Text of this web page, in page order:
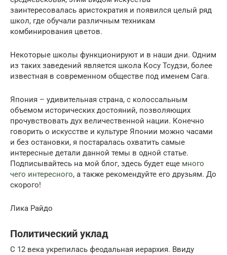
заинтересовалась аристократия и появился целый ряд
школ, где обучали различным техникам
комбинирования цветов.
Некоторые школы функционируют и в наши дни. Одним
из таких заведений является школа Косу Тсудзи, более
известная в современном обществе под именем Сага.
Япония – удивительная страна, с колоссальным
объемом исторических достояний, позволяющих
прочувствовать дух величественной нации. Конечно
говорить о искусстве и культуре Японии можно часами
и без остановки, я постаралась охватить самые
интересные детали данной темы в одной статье.
Подписывайтесь на мой блог, здесь будет еще много
чего интересного, а также рекомендуйте его друзьям. До
скорого!
Лика Райдо
Политический уклад
С 12 века укрепилась феодальная иерархия. Ввиду